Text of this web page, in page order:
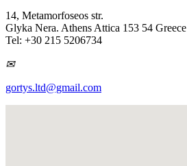
14, Metamorfoseos str.
Glyka Nera. Athens Attica 153 54 Greece
Tel: +30 215 5206734
✉
gortys.ltd@gmail.com